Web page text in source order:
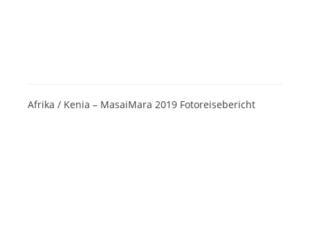
Afrika / Kenia – MasaiMara 2019 Fotoreisebericht